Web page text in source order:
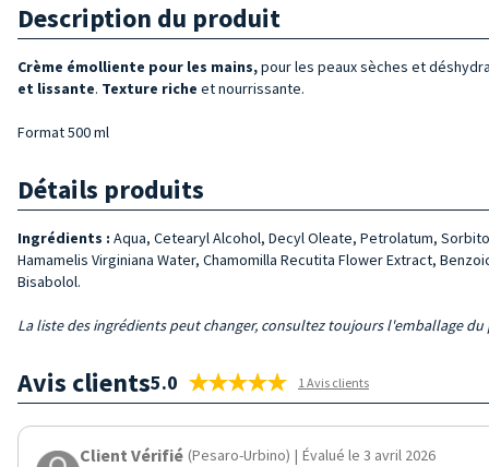
Description du produit
Crème émolliente pour les mains,pour les peaux sèches et
et lissante. Texture riche et nourrissante.
Format 500 ml
Détails produits
Ingrédients : Aqua, Cetearyl Alcohol, Decyl Oleate, Petrolatum,
Hamamelis Virginiana Water, Chamomilla Recutita Flower Extract,
Bisabolol.
La liste des ingrédients peut changer, consultez toujours l'emballage
Avis clients5.0 1 Avis clients
Client Vérifié (Pesaro-Urbino) | Évalué le 3 avril 2026